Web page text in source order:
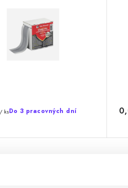
/ ksDo 3 pracovných dní